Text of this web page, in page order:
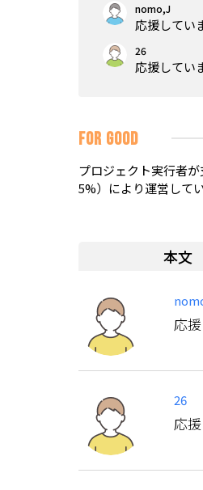
nomo,J
応援してい
26
応援してい
FOR GOOD
プロジェクト実行者
5%）により運営してい
本文
応
26
応